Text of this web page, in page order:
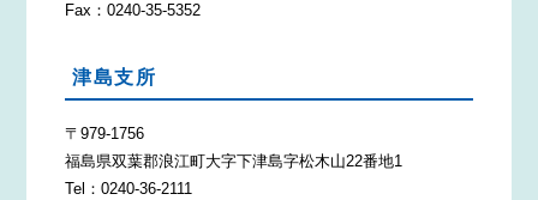
Fax：0240-35-5352
津島支所
〒979-1756
福島県双葉郡浪江町大字下津島字松木山22番地1
Tel：0240-36-2111